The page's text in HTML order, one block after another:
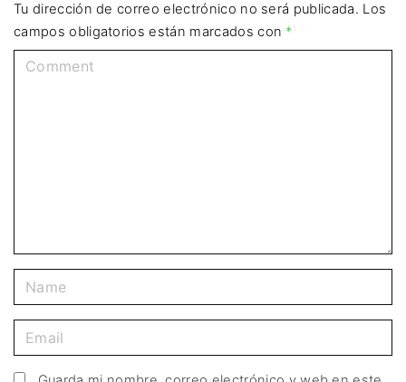
Tu dirección de correo electrónico no será publicada. Los
campos obligatorios están marcados con *